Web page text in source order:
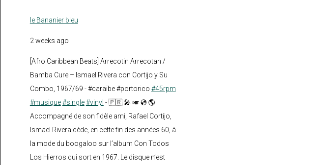
le Bananier bleu
2 weeks ago
[Afro Caribbean Beats] Arrecotin Arrecotan /
Bamba Cure – Ismael Rivera con Cortijo y Su
Combo, 1967/69 - #caraïbe #portorico #45rpm
#musique #single #vinyl - 🇵🇷 🎤 🎺 💿 🌎
Accompagné de son fidèle ami, Rafael Cortijo,
Ismael Rivera cède, en cette fin des années 60, à
la mode du boogaloo sur l’album Con Todos
Los Hierros qui sort en 1967. Le disque n’est